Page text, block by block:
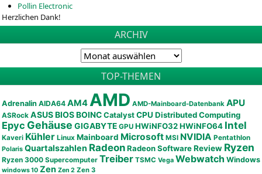
Pollin Electronic
Herzlichen Dank!
ARCHIV
TOP-THEMEN
Adrenalin AIDA64 AM4AMD AMD-Mainboard-Datenbank APU
ASRock ASUSBIOSBOINC Catalyst CPU Distributed Computing
Epyc Gehäuse GIGABYTE GPU HWiNFO32HWiNFO64 Intel
Kaveri Kühler Linux Mainboard Microsoft MSI NVIDIA Pentathlon
Polaris Quartalszahlen RadeonRadeon SoftwareReview Ryzen
Ryzen 3000 Supercomputer Treiber TSMC Vega Webwatch Windows
windows 10 Zen Zen 2 Zen 3